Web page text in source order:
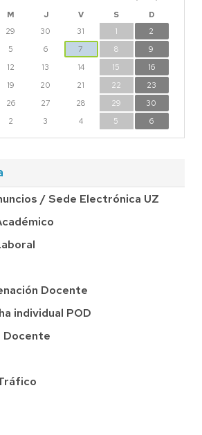
M J V S
D
29 30 31 1
2
5 6 7 8
9
12 13 14 15
16
19 20 21 22
23
26 27 28 29
30
2 3 4 5 6
/ Sede Electrónica UZ
Docente
individual POD
Docente